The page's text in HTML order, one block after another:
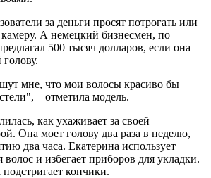
за деньги просят потрогать или
камеру. А немецкий бизнесмен, по
500 тысяч долларов, если она
мне, что мои волосы красиво бы
– отметила модель.
как ухаживает за своей
Она моет голову два раза в неделю,
два часа. Екатерина использует
волос и избегает приборов для укладки.
кончики.